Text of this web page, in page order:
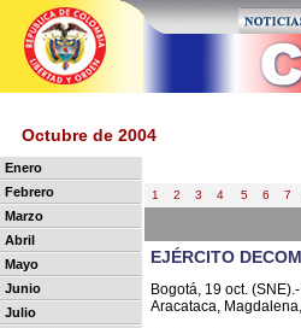
Octubre de 2004
Enero
Febrero
Marzo
Abril
Mayo
Junio
Julio
1 2 3 4 5 6 7
EJÉRCITO
Bogotá, 19 oct.
Aracataca,